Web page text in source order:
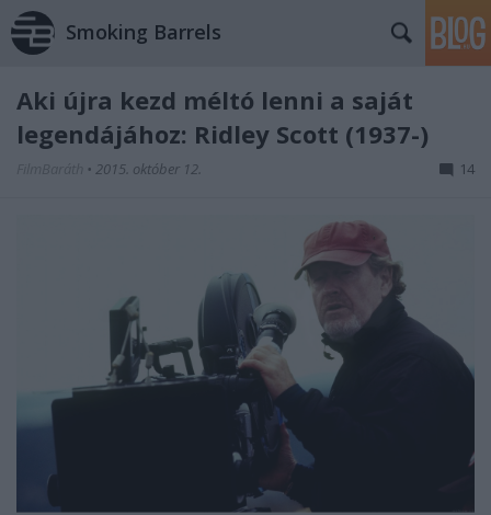
Smoking Barrels
Aki újra kezd méltó lenni a saját
legendájához: Ridley Scott (1937-)
• 2015. október 12. 14